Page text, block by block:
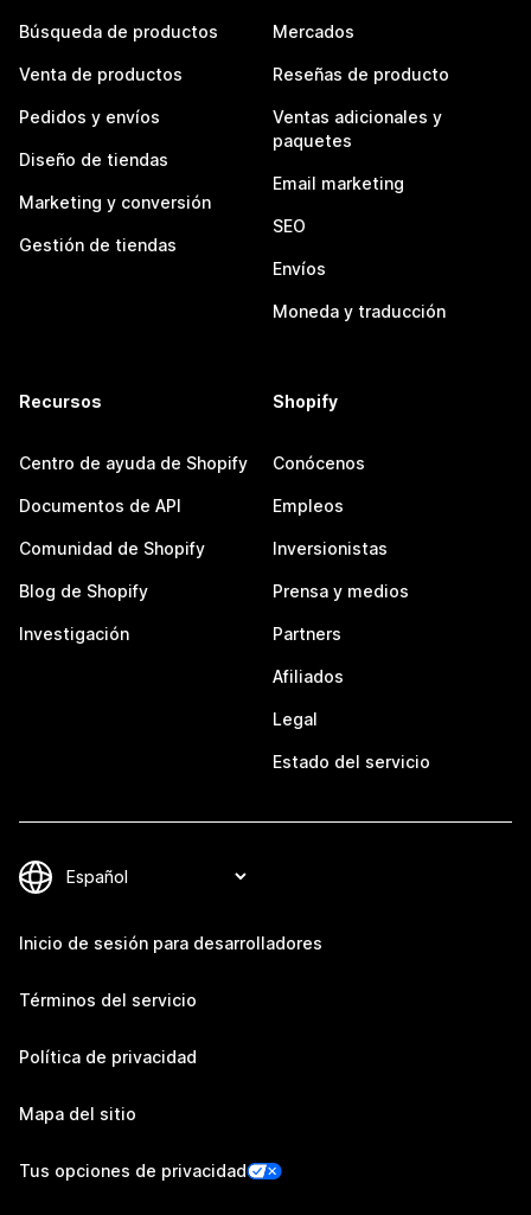
Búsqueda de productos
Venta de productos
Pedidos y envíos
Diseño de tiendas
Marketing y conversión
Gestión de tiendas
Mercados
Reseñas de producto
Ventas adicionales y
paquetes
Email marketing
SEO
Envíos
Moneda y traducción
Recursos
Centro de ayuda de Shopify
Documentos de API
Comunidad de Shopify
Blog de Shopify
Investigación
Shopify
Conócenos
Empleos
Inversionistas
Prensa y medios
Partners
Afiliados
Legal
Estado del servicio
Inicio de sesión para desarrolladores
Términos del servicio
Política de privacidad
Mapa del sitio
Tus opciones de privacidad